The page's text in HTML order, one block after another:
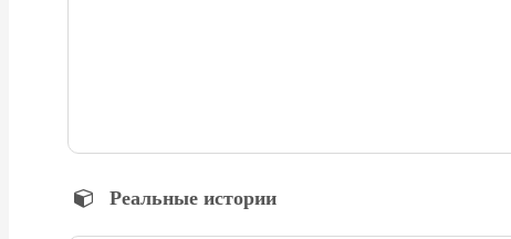
Реальные истории